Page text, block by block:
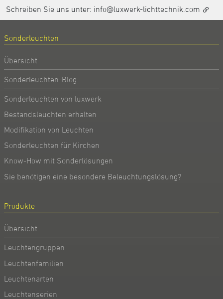
Schreiben Sie uns unter: info@luxwerk-lichttechnik.com
Sonderleuchten
Übersicht
Sonderleuchten-Blog
Sonderleuchten von luxwerk
Bestandsleuchten erhalten
Modifikation von Leuchten
Sonderleuchten für Kirchen
Know-How mit Sonderlösungen
Sie benötigen eine besondere Beleuchtungslösung?
Produkte
Übersicht
Leuchtengruppen
Leuchtenfamilien
Leuchtenarten
Leuchtenserien